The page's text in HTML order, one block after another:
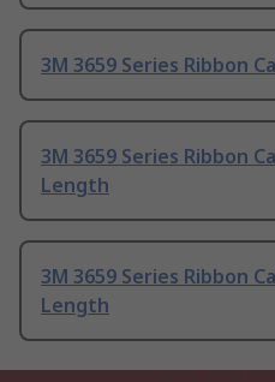
3M 3659 Series Ribbon
3M 3659 Series Ribbon
Length
3M 3659 Series Ribbon
Length